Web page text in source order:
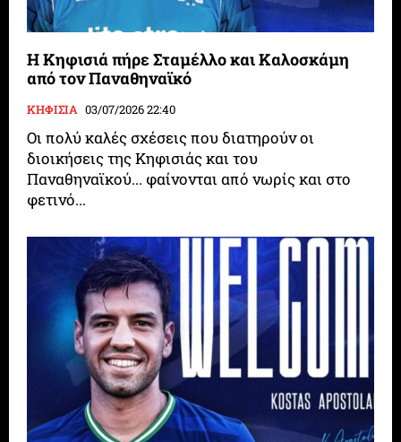
Η Κηφισιά πήρε Σταμέλλο και Καλοσκάμη
από τον Παναθηναϊκό
ΚΗΦΙΣΙΑ 03/07/2026 22:40
Οι πολύ καλές σχέσεις που διατηρούν οι
διοικήσεις της Κηφισιάς και του
Παναθηναϊκού... φαίνονται από νωρίς και στο
φετινό...